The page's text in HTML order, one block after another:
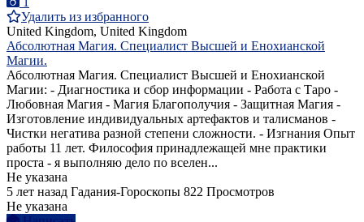
Удалить из избранного
United Kingdom, United Kingdom
Абсолютная Магия. Специалист Высшей и Енохианской
Магии.
Абсолютная Магия. Специалист Высшей и Енохианской
Магии: - Диагностика и сбор информации - Работа с Таро -
Любовная Магия - Магия Благополучия - Защитная Магия -
Изготовление индивидуальных артефактов и талисманов -
Чистки негатива разной степени сложности. - Изгнания Опыт
работы 11 лет. Философия принадлежащей мне практики
проста - я выполняю дело по вселен...
Не указана
5 лет назад Гадания-Гороскопы 822 Просмотров
Не указана